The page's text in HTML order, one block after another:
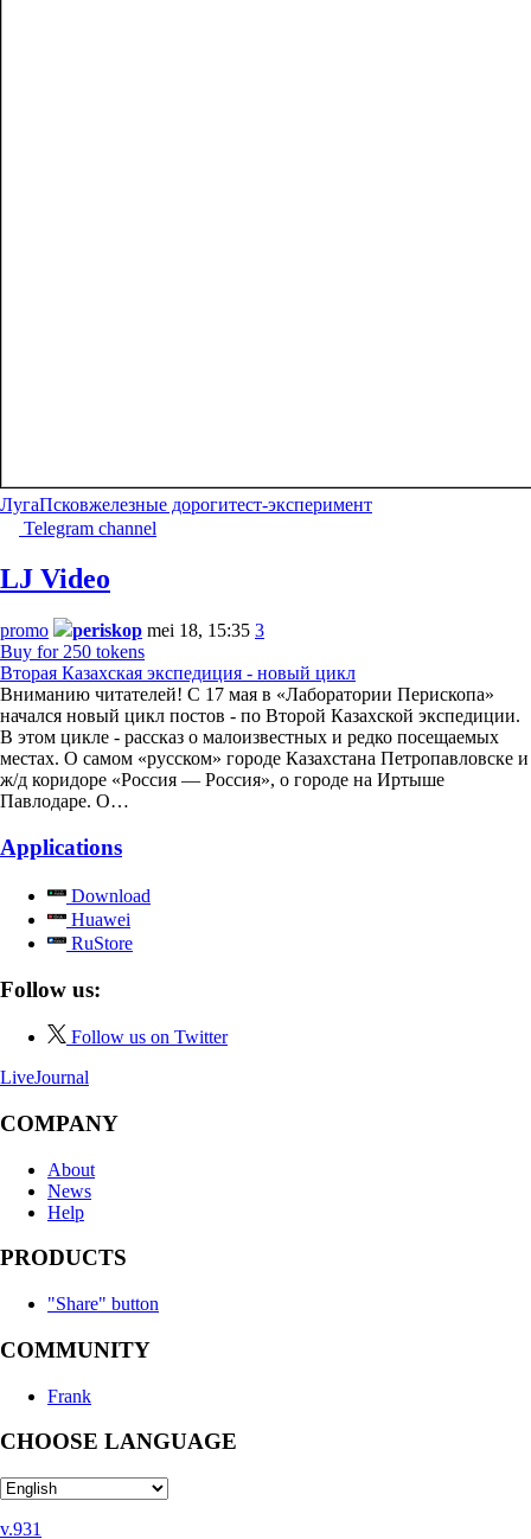
ЛугаПсковжелезные дорогитест-эксперимент
Telegram channel
LJ Video
promo periskop mei 18, 15:35 3
Buy for 250 tokens
Вторая Казахская экспедиция - новый цикл
Вниманию читателей! С 17 мая в «Лаборатории Перископа»
начался новый цикл постов - по Второй Казахской экспедиции.
В этом цикле - рассказ о малоизвестных и редко посещаемых
местах. О самом «русском» городе Казахстана Петропавловске и
ж/д коридоре «Россия — Россия», о городе на Иртыше
Павлодаре. О…
Applications
Download
Huawei
RuStore
Follow us:
Follow us on Twitter
LiveJournal
COMPANY
About
News
Help
PRODUCTS
"Share" button
COMMUNITY
Frank
CHOOSE LANGUAGE
v.931